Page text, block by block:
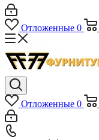
Отложенные 0
Отложенные 0